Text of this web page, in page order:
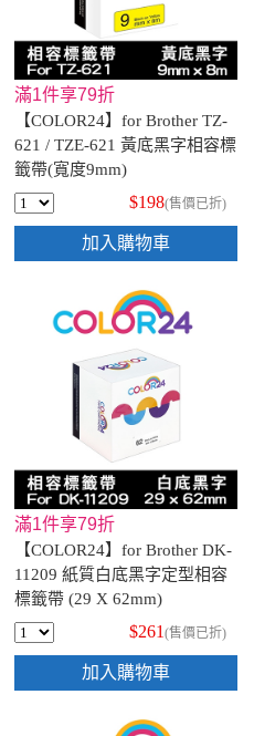
滿1件享79折
【COLOR24】for Brother TZ-
621 / TZE-621 黃底黑字相容標
籤帶(寬度9mm)
$198(售價已折)
加入購物車
滿1件享79折
【COLOR24】for Brother DK-
11209 紙質白底黑字定型相容
標籤帶 (29 X 62mm)
$261 (售價已折)
加入購物車